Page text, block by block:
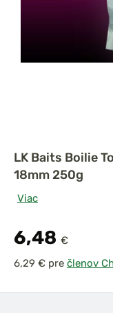
LK Baits Boilie
18mm 250g
Viac
6,48 €
pre členov